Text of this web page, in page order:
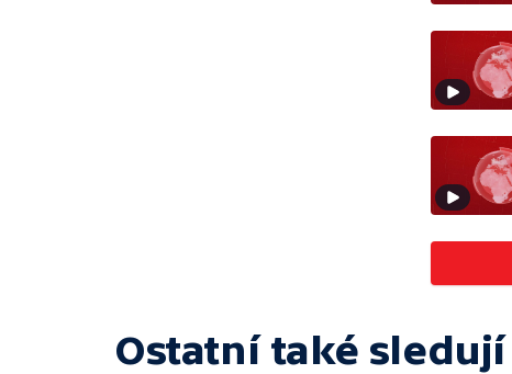
Ostatní také sledují